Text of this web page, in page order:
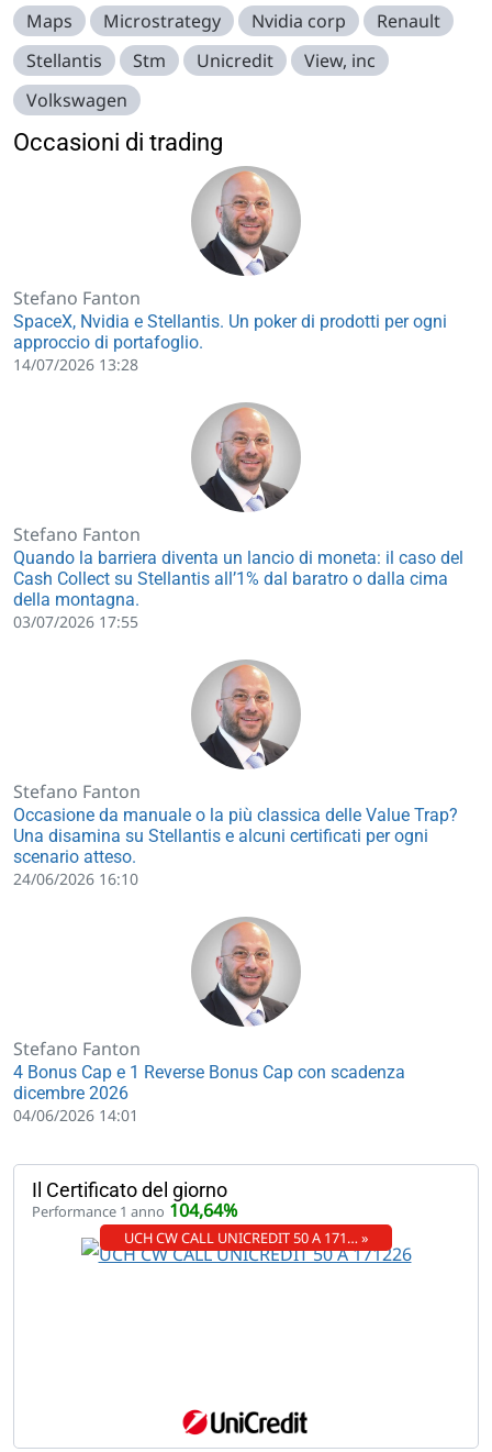
Maps
Microstrategy Nvidia corp
Renault
Stellantis
Stm Unicredit
View, inc
Volkswagen
Occasioni di trading
Stefano Fanton
SpaceX, Nvidia e Stellantis. Un poker di prodotti per ogni
approccio di portafoglio.
14/07/2026 13:28
Stefano Fanton
Quando la barriera diventa un lancio di moneta: il caso del
Cash Collect su Stellantis all’1% dal baratro o dalla cima
della montagna.
03/07/2026 17:55
Stefano Fanton
Occasione da manuale o la più classica delle Value Trap?
Una disamina su Stellantis e alcuni certificati per ogni
scenario atteso.
24/06/2026 16:10
Stefano Fanton
4 Bonus Cap e 1 Reverse Bonus Cap con scadenza
dicembre 2026
04/06/2026 14:01
Il Certificato del giorno
Performance 1 anno 104,64%
UCH CW CALL UNICREDIT 50 A 171… »